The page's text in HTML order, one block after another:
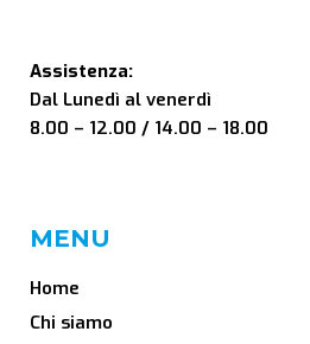
Assistenza:
Dal Lunedì al venerdì
8.00 – 12.00 / 14.00 – 18.00
MENU
Home
Chi siamo